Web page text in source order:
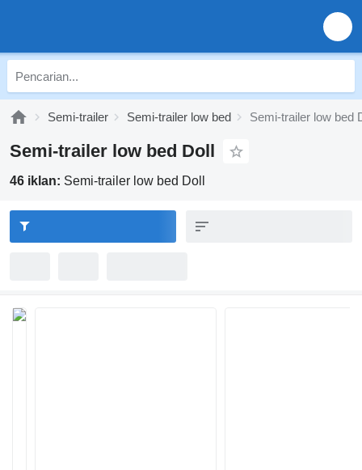
Semi-trailer Semi-trailer low bed Semi-trailer low bed
Semi-trailer low bed Doll
46 iklan: Semi-trailer low bed Doll